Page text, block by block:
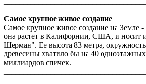
Самое крупное живое создание
Самое крупное живое создание на Земле -
она растет в Калифорнии, США, и носит
Шерман". Ее высота 83 метра,
древесины хватило бы на 40
миллиардов спичек.